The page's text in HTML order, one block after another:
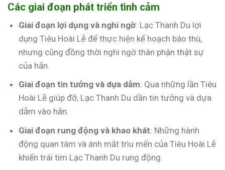
Các giai đoạn phát triển tình cảm
Giai đoạn lợi dụng và nghi ngờ: Lạc Thanh Du lợi
dụng Tiêu Hoài Lễ để thực hiện kế hoạch báo thù,
nhưng cũng đồng thời nghi ngờ thân phận thật sự
của hắn.
Giai đoạn tin tưởng và dựa dẫm: Qua những lần Tiêu
Hoài Lễ giúp đỡ, Lạc Thanh Du dần tin tưởng và dựa
dẫm vào hắn.
Giai đoạn rung động và khao khát: Những hành
động quan tâm và ánh mắt trìu mến của Tiêu Hoài Lễ
khiến trái tim Lạc Thanh Du rung động.